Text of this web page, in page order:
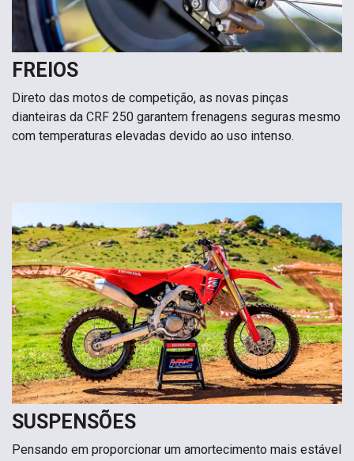
FREIOS
Direto das motos de competição, as novas pinças
dianteiras da CRF 250 garantem frenagens seguras mesmo
com temperaturas elevadas devido ao uso intenso.
SUSPENSÕES
Pensando em proporcionar um amortecimento mais estável